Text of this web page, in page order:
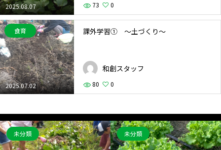
2025.08.07 73 0
2025.07.02
食育 課外学習① ～土づくり～
和創スタッフ
80 0
未分類 未分類